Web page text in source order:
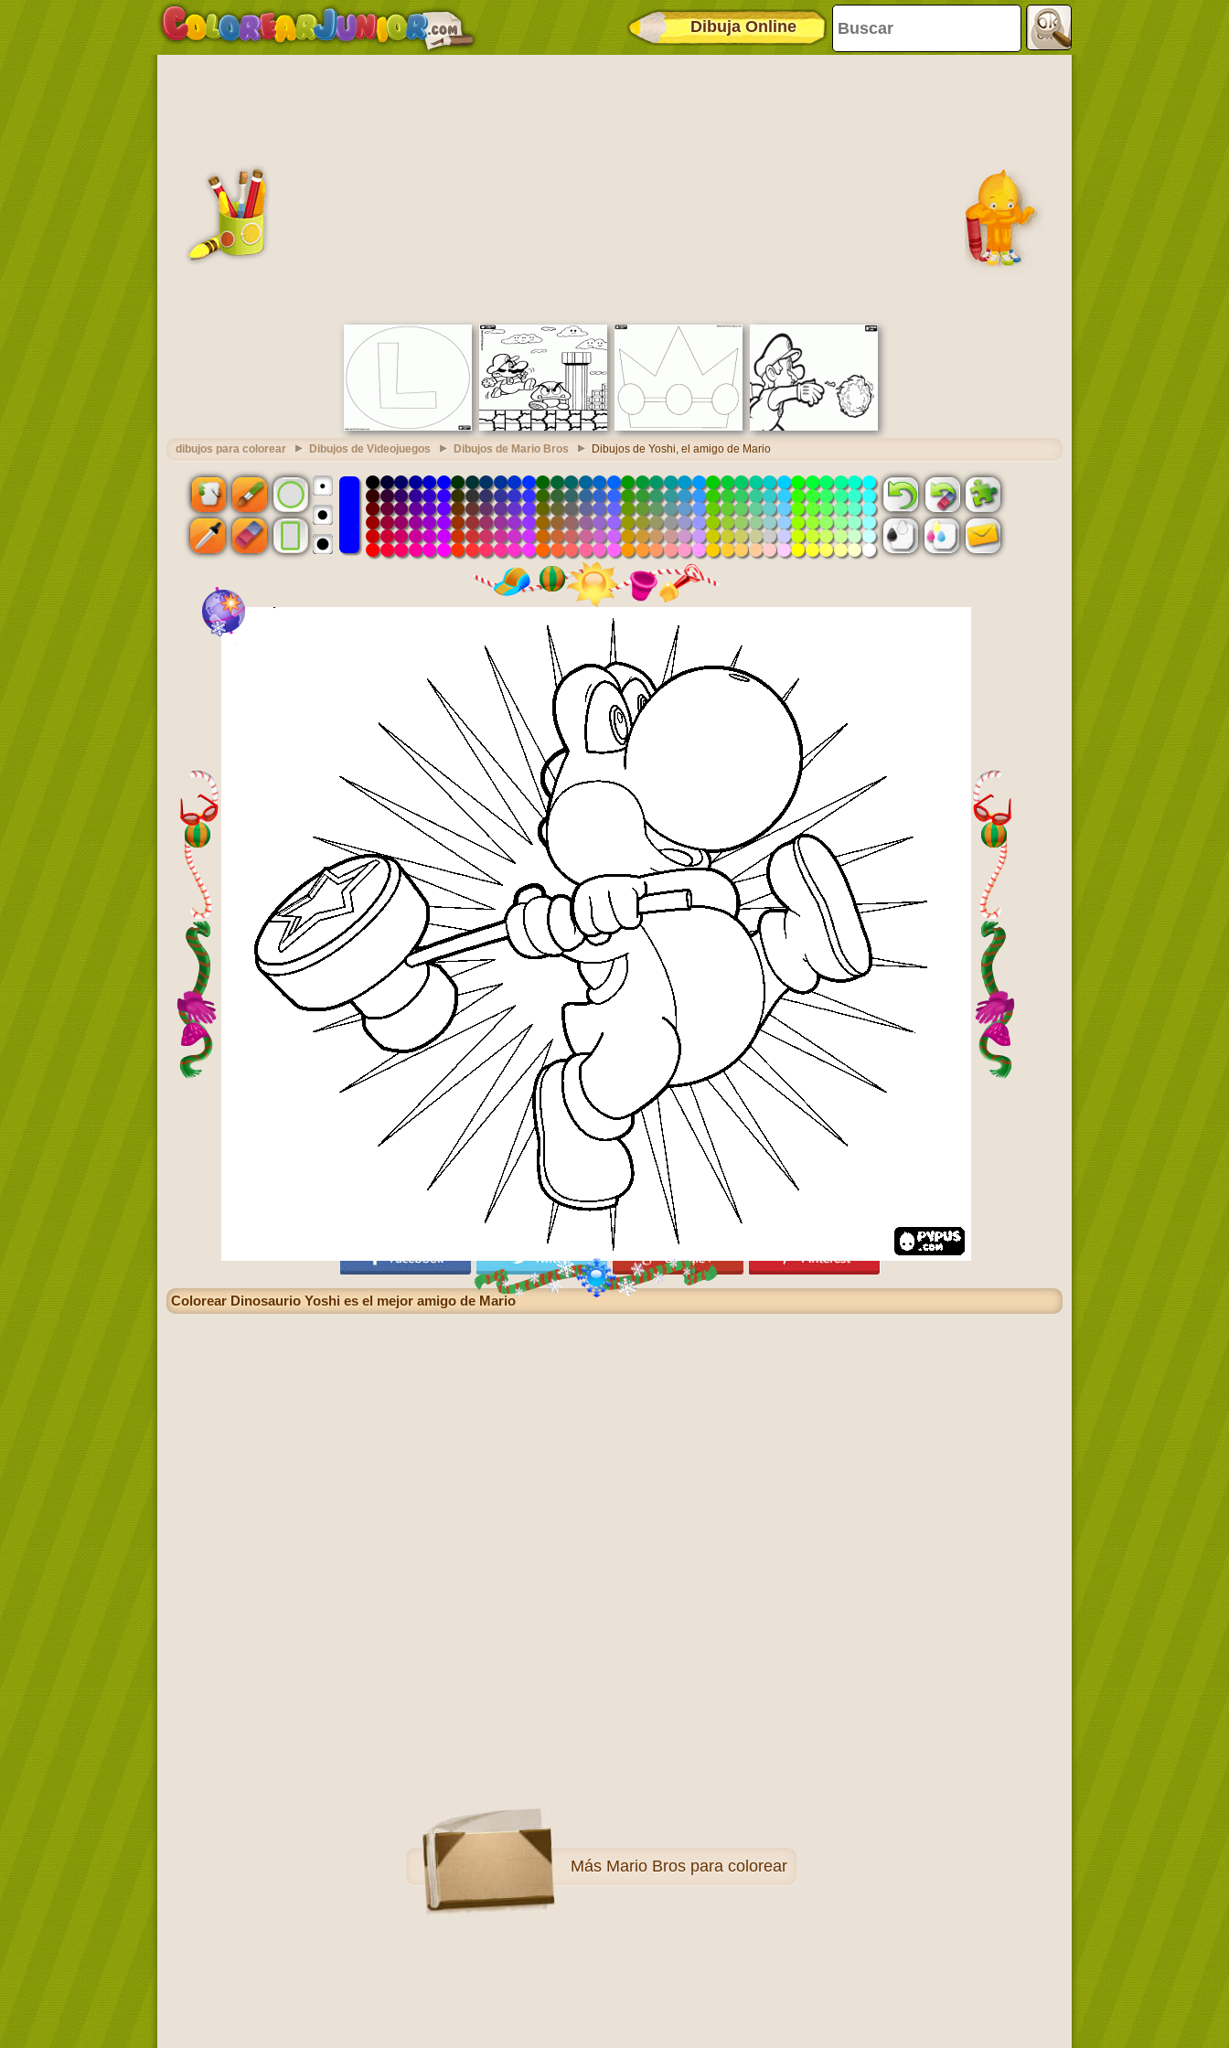
Dibuja Online
dibujos para colorear Dibujos de Videojuegos Dibujos de Mario Bros Dibujos de Yoshi, el amigo de Mario
Colorear Dinosaurio Yoshi es el mejor amigo de Mario
Más Mario Bros para colorear